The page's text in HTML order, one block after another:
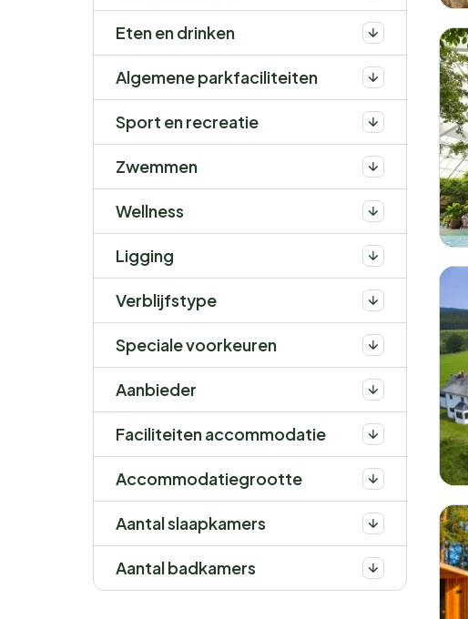
Eten en drinken
Algemene parkfaciliteiten
Sport en recreatie
Zwemmen
Wellness
Ligging
Verblijfstype
Speciale voorkeuren
Aanbieder
Faciliteiten accommodatie
Accommodatiegrootte
Aantal slaapkamers
Aantal badkamers